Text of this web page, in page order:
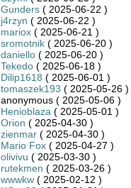
Gunders( 2025-06-22 )
j4rzyn ( 2025-06-22 )
mariox( 2025-06-21 )
sromotnik( 2025-06-20 )
daniello( 2025-06-20 )
Tekedo( 2025-06-18 )
Dilip1618 ( 2025-06-01 )
tomaszek193 ( 2025-05-26 )
anonymous ( 2025-05-06 )
Henioblaza ( 2025-05-01 )
Orion ( 2025-04-30 )
zienmar( 2025-04-30 )
Mario Fox( 2025-04-27 )
olivivu ( 2025-03-30 )
rutekmen ( 2025-03-26 )
wwwkw( 2025-02-12 )